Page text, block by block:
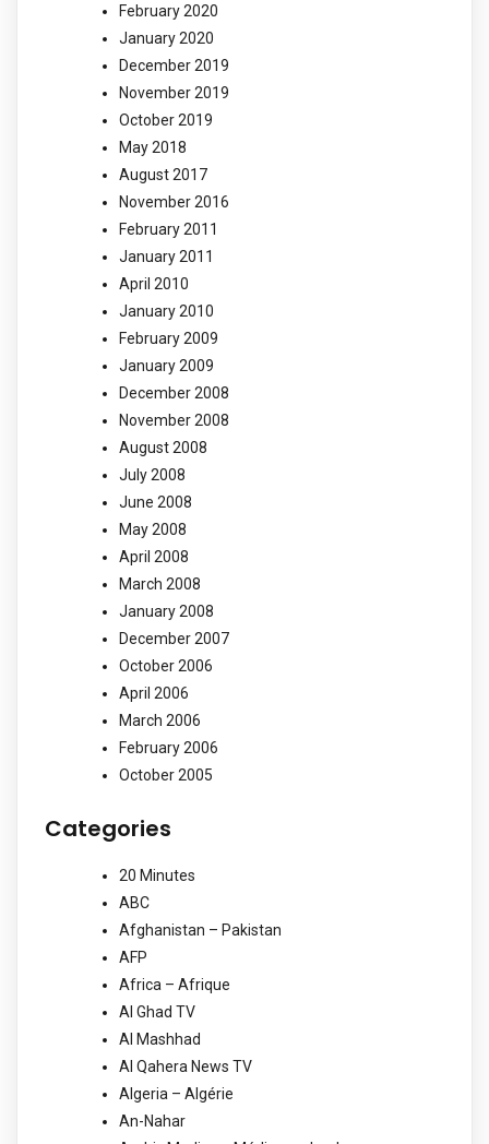
February 2020
January 2020
December 2019
November 2019
October 2019
May 2018
August 2017
November 2016
February 2011
January 2011
April 2010
January 2010
February 2009
January 2009
December 2008
November 2008
August 2008
July 2008
June 2008
May 2008
April 2008
March 2008
January 2008
December 2007
October 2006
April 2006
March 2006
February 2006
October 2005
Categories
20 Minutes
ABC
Afghanistan – Pakistan
AFP
Africa – Afrique
Al Ghad TV
Al Mashhad
Al Qahera News TV
Algeria – Algérie
An-Nahar